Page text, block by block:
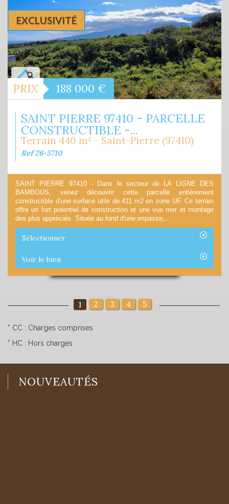
EXCLUSIVITÉ
PRIX 188 000 €
SAINT PIERRE 97410 - PARCELLE
CONSTRUCTIBLE -...
Terrain 440 m² - Saint-Pierre (97410)
Ref 26-5710
SAINT PIERRE 97410 - Dans le secteur de LA LIGNE DES
BAMBOUS, venez découvrir cette parcelle entièrement
constructible d'une surface utile de 411 m2 en zone UF. Ce terrain
offre un fort potentiel de construction et une vue mer et montage
des plus appréciés. Située au fond d'une impasse,...
Sélectionner
Voir le bien
1 2 3 4 5
* CC : Charges comprises
* HC : Hors charges
NOUVEAUTÉS